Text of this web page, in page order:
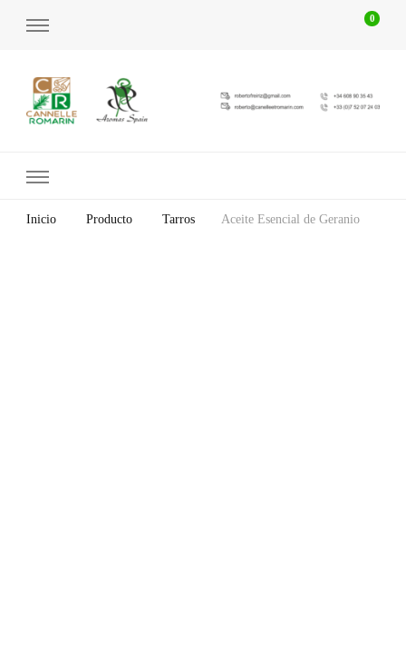
0
Inicio Producto Tarros Aceite Esencial de Geranio